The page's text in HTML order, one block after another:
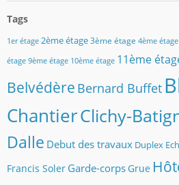
v
o
r
a
r
s
e
Tags
1er étage 2ème étage 3ème étage 4ème étage
étage 9ème étage 10ème étage 11ème
Belvédère Bernard Buffet
ChantierClichy-
Dalle Debut des travaux Duplex
Francis Soler Garde-corpsGrue